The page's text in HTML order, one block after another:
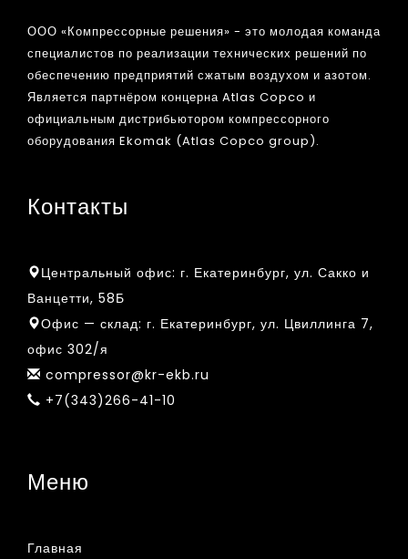
ООО «Компрессорные решения» - это молодая команда
специалистов по реализации технических решений по
обеспечению предприятий сжатым воздухом и азотом.
Является партнёром концерна Atlas Copco и
официальным дистрибьютором компрессорного
оборудования Ekomak (Atlas Copco group).
Контакты
Центральный офис: г. Екатеринбург, ул. Сакко и
Ванцетти, 58Б
Офис — склад: г. Екатеринбург, ул. Цвиллинга 7,
офис 302/я
compressor@kr-ekb.ru
+7(343)266-41-10
Меню
Главная